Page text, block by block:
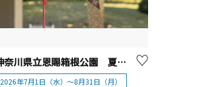
神奈川県立恩賜箱根公園 夏イベント「coちゃんenちゃんを探そう！」と「昔遊び」
2026年7月1日（水）～8月31日（月）